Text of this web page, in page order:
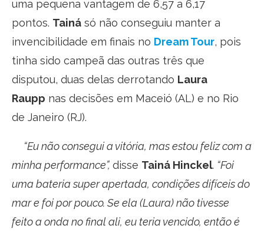
uma pequena vantagem de 6,57 a 6,17
pontos. Tainá só não conseguiu manter a
invencibilidade em finais no Dream Tour, pois
tinha sido campeã das outras três que
disputou, duas delas derrotando Laura
Raupp nas decisões em Maceió (AL) e no Rio
de Janeiro (RJ).
“Eu não consegui a vitória, mas estou feliz com a
minha performance”, disse Tainá Hinckel. “Foi
uma bateria super apertada, condições difíceis do
mar e foi por pouco. Se ela (Laura) não tivesse
feito a onda no final ali, eu teria vencido, então é